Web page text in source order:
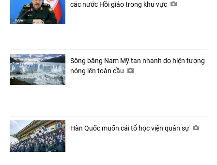
các nước Hồi giáo trong khu vực
Sông băng Nam Mỹ tan nhanh do hiện tượng
nóng lên toàn cầu
Hàn Quốc muốn cải tổ học viện quân sự